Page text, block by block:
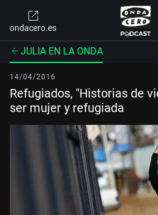
ondacero.es
JULIA EN LA ONDA
14/04/2016
Refugiados, "Historias de
ser mujer y refugiada